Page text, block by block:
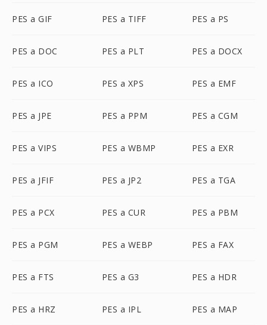
PES a GIF PES a TIFF PES a PS
PES a DOC PES a PLT PES a DOCX
PES a ICO PES a XPS PES a EMF
PES a JPE PES a PPM PES a CGM
PES a VIPS PES a WBMP PES a EXR
PES a JFIF PES a JP2 PES a TGA
PES a PCX PES a CUR PES a PBM
PES a PGM PES a WEBP PES a FAX
PES a FTS PES a G3 PES a HDR
PES a HRZ PES a IPL PES a MAP